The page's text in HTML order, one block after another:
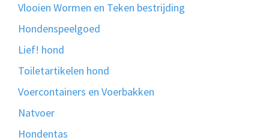
Vlooien Wormen en Teken bestrijding
Hondenspeelgoed
Lief! hond
Toiletartikelen hond
Voercontainers en Voerbakken
Natvoer
Hondentas